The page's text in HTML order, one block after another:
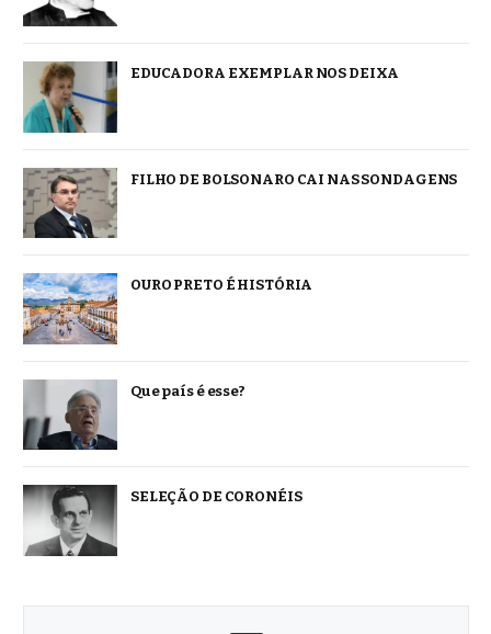
EDUCADORA EXEMPLAR NOS DEIXA
FILHO DE BOLSONARO CAI NAS SONDAGENS
OURO PRETO É HISTÓRIA
Que país é esse?
SELEÇÃO DE CORONÉIS